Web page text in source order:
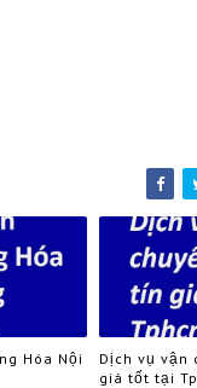
Hóa Nội
Dịch vụ vận
giá tốt tại